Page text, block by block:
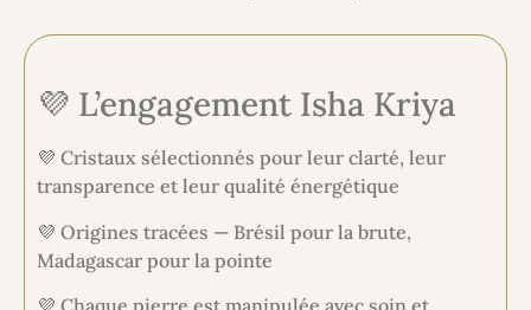
💜 L’engagement Isha Kriya
💜 Cristaux sélectionnés pour leur clarté, leur
transparence et leur qualité énergétique
💜 Origines tracées — Brésil pour la brute,
Madagascar pour la pointe